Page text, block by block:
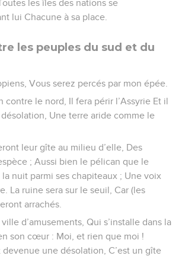
les îles des nations se
lui Chacune à sa place.
les peuples du sud et du
Vous serez percés par mon épée.
contre le nord, Il fera périr l’Assyrie Et il
Une terre aride comme le
leur gîte au milieu d’elle, Des
; Aussi bien le pélican que le
la nuit parmi ses chapiteaux ; Une voix
La ruine sera sur le seuil, Car (les
arrachés.
d’amusements, Qui s’installe dans la
son cœur : Moi, et rien que moi !
une désolation, C’est un gîte